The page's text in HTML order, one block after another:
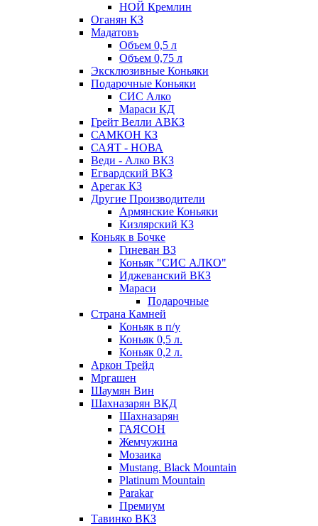
НОЙ Кремлин
Оганян КЗ
Мадатовъ
Объем 0,5 л
Объем 0,75 л
Эксклюзивные Коньяки
Подарочные Коньяки
СИС Алко
Мараси КД
Грейт Велли АВКЗ
САМКОН КЗ
САЯТ - НОВА
Веди - Алко ВКЗ
Егвардский ВКЗ
Арегак КЗ
Другие Производители
Армянские Коньяки
Кизлярский КЗ
Коньяк в Бочке
Гиневан ВЗ
Коньяк "СИС АЛКО"
Иджеванский ВКЗ
Мараси
Подарочные
Страна Камней
Коньяк в п/у
Коньяк 0,5 л.
Коньяк 0,2 л.
Аркон Трейд
Мргашен
Шаумян Вин
Шахназарян ВКД
Шахназарян
ГАЯСОН
Жемчужина
Мозаика
Mustang. Black Mountain
Platinum Mountain
Parakar
Премиум
Тавинко ВКЗ